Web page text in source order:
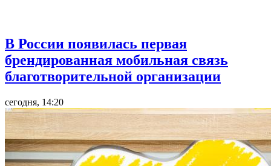
В России появилась первая
брендированная мобильная связь
благотворительной организации
сегодня, 14:20